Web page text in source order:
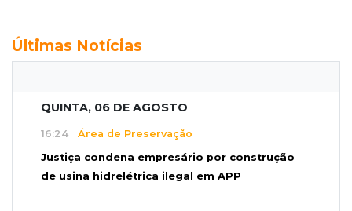
Últimas Notícias
QUINTA, 06 DE AGOSTO
16:24 Área de Preservação
Justiça condena empresário por construção
de usina hidrelétrica ilegal em APP